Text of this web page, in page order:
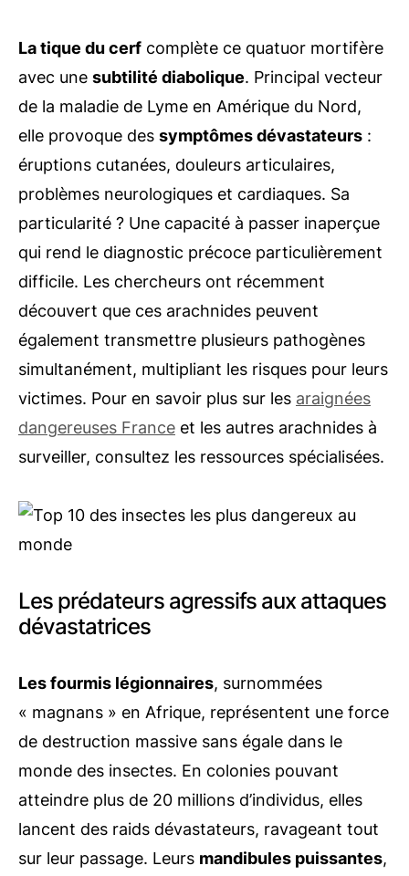
La tique du cerf complète ce quatuor mortifère
avec une subtilité diabolique. Principal vecteur
de la maladie de Lyme en Amérique du Nord,
elle provoque des symptômes dévastateurs :
éruptions cutanées, douleurs articulaires,
problèmes neurologiques et cardiaques. Sa
particularité ? Une capacité à passer inaperçue
qui rend le diagnostic précoce particulièrement
difficile. Les chercheurs ont récemment
découvert que ces arachnides peuvent
également transmettre plusieurs pathogènes
simultanément, multipliant les risques pour leurs
victimes. Pour en savoir plus sur les araignées
dangereuses France et les autres arachnides à
surveiller, consultez les ressources spécialisées.
Les prédateurs agressifs aux attaques
dévastatrices
Les fourmis légionnaires, surnommées
« magnans » en Afrique, représentent une force
de destruction massive sans égale dans le
monde des insectes. En colonies pouvant
atteindre plus de 20 millions d’individus, elles
lancent des raids dévastateurs, ravageant tout
sur leur passage. Leurs mandibules puissantes,